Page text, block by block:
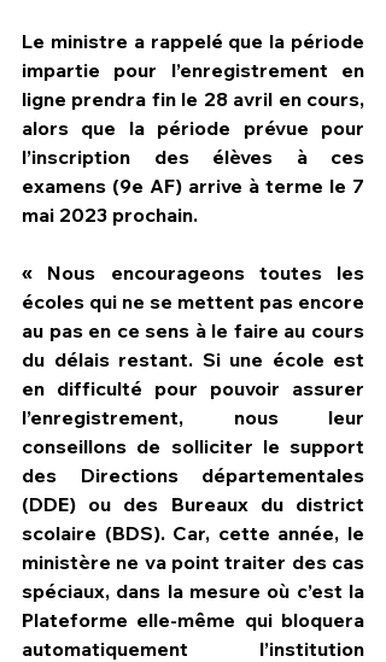
Le ministre a rappelé que la période
impartie pour l’enregistrement en
ligne prendra fin le 28 avril en cours,
alors que la période prévue pour
l’inscription des élèves à ces
examens (9e AF) arrive à terme le 7
mai 2023 prochain.
« Nous encourageons toutes les
écoles qui ne se mettent pas encore
au pas en ce sens à le faire au cours
du délais restant. Si une école est
en difficulté pour pouvoir assurer
l’enregistrement, nous leur
conseillons de solliciter le support
des Directions départementales
(DDE) ou des Bureaux du district
scolaire (BDS). Car, cette année, le
ministère ne va point traiter des cas
spéciaux, dans la mesure où c’est la
Plateforme elle-même qui bloquera
automatiquement l’institution